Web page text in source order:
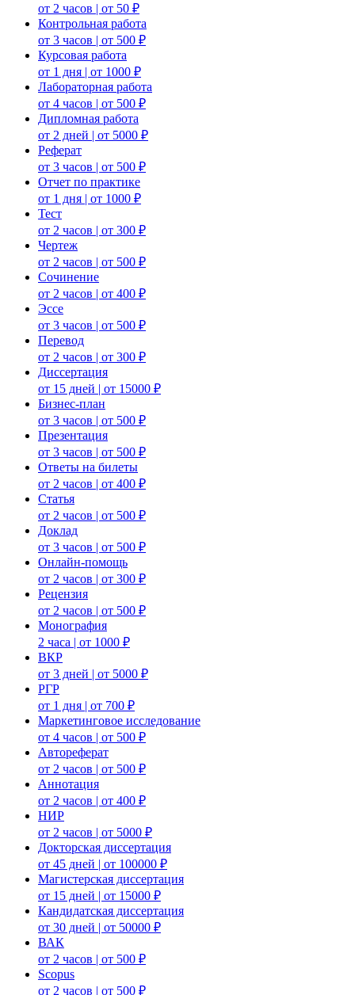
от 2 часов | от 50 ₽
Контрольная работа
от 3 часов | от 500 ₽
Курсовая работа
от 1 дня | от 1000 ₽
Лабораторная работа
от 4 часов | от 500 ₽
Дипломная работа
от 2 дней | от 5000 ₽
Реферат
от 3 часов | от 500 ₽
Отчет по практике
от 1 дня | от 1000 ₽
Тест
от 2 часов | от 300 ₽
Чертеж
от 2 часов | от 500 ₽
Сочинение
от 2 часов | от 400 ₽
Эссе
от 3 часов | от 500 ₽
Перевод
от 2 часов | от 300 ₽
Диссертация
от 15 дней | от 15000 ₽
Бизнес-план
от 3 часов | от 500 ₽
Презентация
от 3 часов | от 500 ₽
Ответы на билеты
от 2 часов | от 400 ₽
Статья
от 2 часов | от 500 ₽
Доклад
от 3 часов | от 500 ₽
Онлайн-помощь
от 2 часов | от 300 ₽
Рецензия
от 2 часов | от 500 ₽
Монография
2 часа | от 1000 ₽
ВКР
от 3 дней | от 5000 ₽
РГР
от 1 дня | от 700 ₽
Маркетинговое исследование
от 4 часов | от 500 ₽
Автореферат
от 2 часов | от 500 ₽
Аннотация
от 2 часов | от 400 ₽
НИР
от 2 часов | от 5000 ₽
Докторская диссертация
от 45 дней | от 100000 ₽
Магистерская диссертация
от 15 дней | от 15000 ₽
Кандидатская диссертация
от 30 дней | от 50000 ₽
ВАК
от 2 часов | от 500 ₽
Scopus
от 2 часов | от 500 ₽